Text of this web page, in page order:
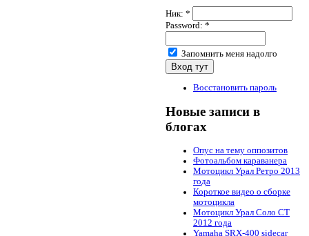
Ник: *
Password: *
Запомнить меня надолго
Восстановить пароль
Новые записи в
блогах
Опус на тему оппозитов
Фотоальбом караванера
Мотоцикл Урал Ретро 2013
года
Короткое видео о сборке
мотоцикла
Мотоцикл Урал Соло СТ
2012 года
Yamaha SRX-400 sidecar